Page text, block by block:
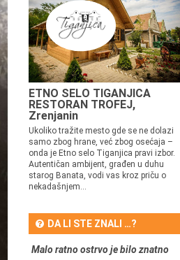
ETNO SELO TIGANJICA
RESTORAN TROFEJ,
Zrenjanin
Ukoliko tražite mesto gde se ne dolazi
samo zbog hrane, već zbog osećaja –
onda je Etno selo Tiganjica pravi izbor.
Autentičan ambijent, građen u duhu
starog Banata, vodi vas kroz priču o
nekadašnjem...
DA LI STE ZNALI …?
Malo ratno ostrvo je bilo znatno